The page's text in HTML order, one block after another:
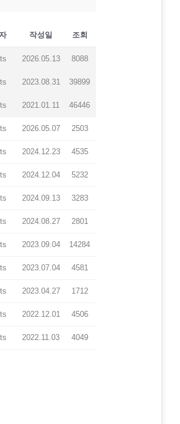
작성일 조회
2026.05.13 8088
2023.08.31 39899
2021.01.11 46446
2026.05.07 2503
2024.12.23 4535
2024.12.04 5232
2024.09.13 3283
2024.08.27 2801
2023.09.04 14284
2023.07.04 4581
2023.04.27 1712
2022.12.01 4506
2022.11.03 4049